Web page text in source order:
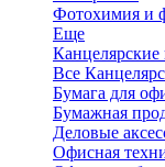
Фотохимия и
Еще
Все
Бумага для
Бумажная
Деловые
Офисная